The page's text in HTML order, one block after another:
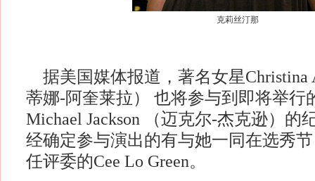
克莉丝汀那
据美国媒体报道，著名女星Christina
蒂娜-阿奎莱拉） 也将参与到即将举行
Michael Jackson （迈克尔-杰克逊）的
经确定参与演出的有与她一同在选秀节
任评委的Cee Lo Green。